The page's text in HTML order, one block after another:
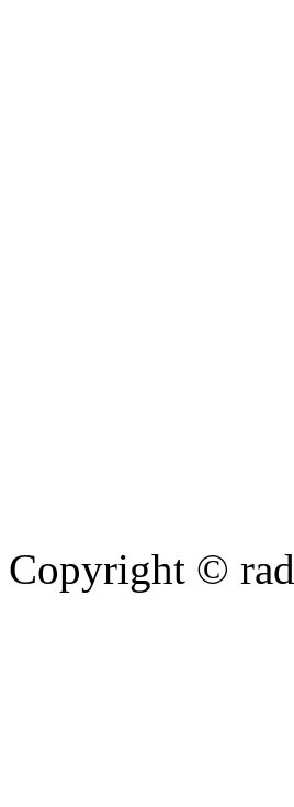
Copyright ©